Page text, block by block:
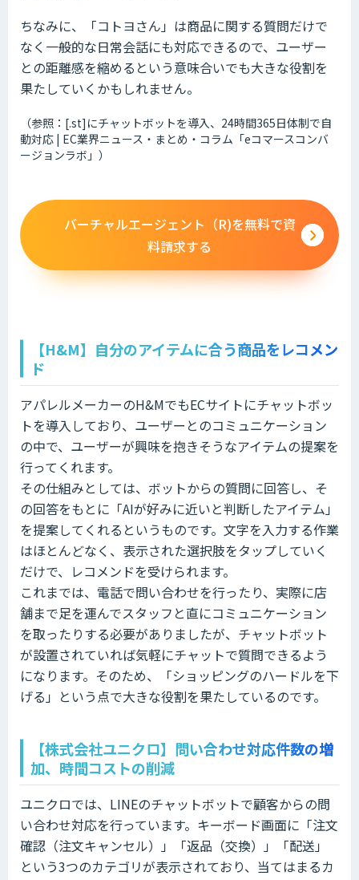
ちなみに、「コトヨさん」は商品に関する質問だけで
なく一般的な日常会話にも対応できるので、ユーザー
との距離感を縮めるという意味合いでも大きな役割を
果たしていくかもしれません。
（参照：[.st]にチャットボットを導入、24時間365日体制で自
動対応 | EC業界ニュース・まとめ・コラム「eコマースコンバ
ージョンラボ」）
バーチャルエージェント（R)を無料で資
料請求する
【H&M】自分のアイテムに合う商品をレコメン
ド
アパレルメーカーのH&MでもECサイトにチャットボッ
トを導入しており、ユーザーとのコミュニケーション
の中で、ユーザーが興味を抱きそうなアイテムの提案を
行ってくれます。
その仕組みとしては、ボットからの質問に回答し、そ
の回答をもとに「AIが好みに近いと判断したアイテム」
を提案してくれるというものです。文字を入力する作業
はほとんどなく、表示された選択肢をタップしていく
だけで、レコメンドを受けられます。
これまでは、電話で問い合わせを行ったり、実際に店
舗まで足を運んでスタッフと直にコミュニケーション
を取ったりする必要がありましたが、チャットボット
が設置されていれば気軽にチャットで質問できるよう
になります。そのため、「ショッピングのハードルを下
げる」という点で大きな役割を果たしているのです。
【株式会社ユニクロ】問い合わせ対応件数の増
加、時間コストの削減
ユニクロでは、LINEのチャットボットで顧客からの問
い合わせ対応を行っています。キーボード画面に「注文
確認（注文キャンセル）」「返品（交換）」「配送」
という3つのカテゴリが表示されており、当てはまるカ